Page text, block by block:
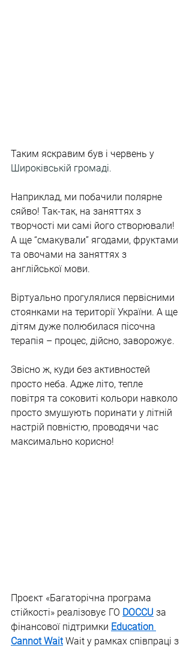
Таким яскравим був і червень у
Широківській громаді.
Наприклад, ми побачили полярне
сяйво! Так-так, на заняттях з
творчості ми самі його створювали!
А ще “смакували” ягодами, фруктами
та овочами на заняттях з
англійської мови.
Віртуально прогулялися первісними
стоянками на території України. А ще
дітям дуже полюбилася пісочна
терапія – процес, дійсно, заворожує.
Звісно ж, куди без активностей
просто неба. Адже літо, тепле
повітря та соковиті кольори навколо
просто змушують поринати у літній
настрій повністю, проводячи час
максимально корисно!
Проєкт «Багаторічна програма
стійкості» реалізовує ГО DOCCU за
фінансової підтримки Education
Cannot Wait Wait у рамках співпраці з